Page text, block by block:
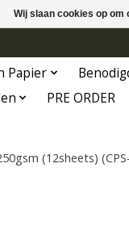
Papier
PRE ORDER
(12sheets)
Wij slaan cookies op om